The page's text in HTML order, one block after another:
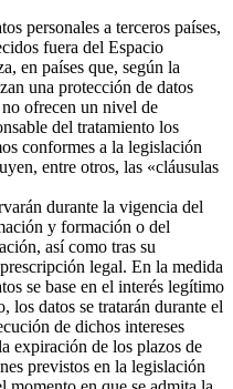
personales a terceros países,
fuera del Espacio
en países que, según la
una protección de datos
ofrecen un nivel de
del tratamiento los
conformes a la legislación
entre otros, las «cláusulas
durante la vigencia del
y formación o del
así como tras su
legal. En la medida
se base en el interés legítimo
los datos se tratarán durante el
de dichos intereses
expiración de los plazos de
previstos en la legislación